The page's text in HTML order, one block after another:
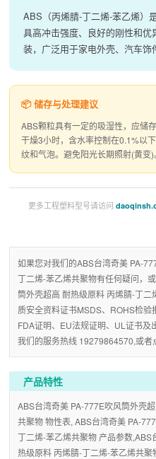
ABS（丙烯腈-丁二烯-苯乙烯）
具高冲击强度、良好的刚性和
装，广泛用于家电外壳、汽车饰
📦 储存与处理建议
ABS颗粒具有一定的吸湿性，应储
干燥3小时，含水率控制在0.1%以
纹和气泡。避免阳光长期照射(黄变)
更多工程塑料型号请访问
如果您对我们的ABS台湾奇美 PA-
丁二烯-苯乙烯共聚物有任何疑问，
筒外壳超高 耐热级原料 丙烯腈-丁
质安全资料证书MSDS、ROHS检验
FDA证明、EU法规证明、UL证书
我们的服务热线 19279864570,或者
产品特性
ABS台湾奇美 PA-777E吹风筒外壳
共聚物 物性表, ABS台湾奇美 PA-
丁二烯-苯乙烯共聚物 产品参数
热级原料 丙烯腈-丁二烯-苯乙烯共